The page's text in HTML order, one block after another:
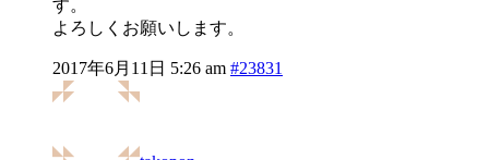
す。
よろしくお願いします。
2017年6月11日 5:26 am #23831